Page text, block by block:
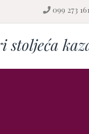
099 273
stoljeća